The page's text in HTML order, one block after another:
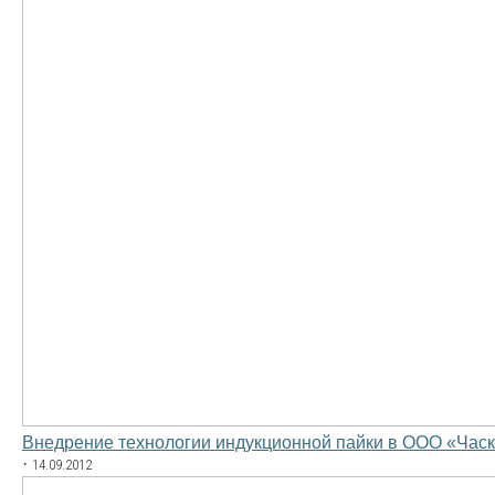
Внедрение технологии индукционной пайки в ООО
· 14.09.2012